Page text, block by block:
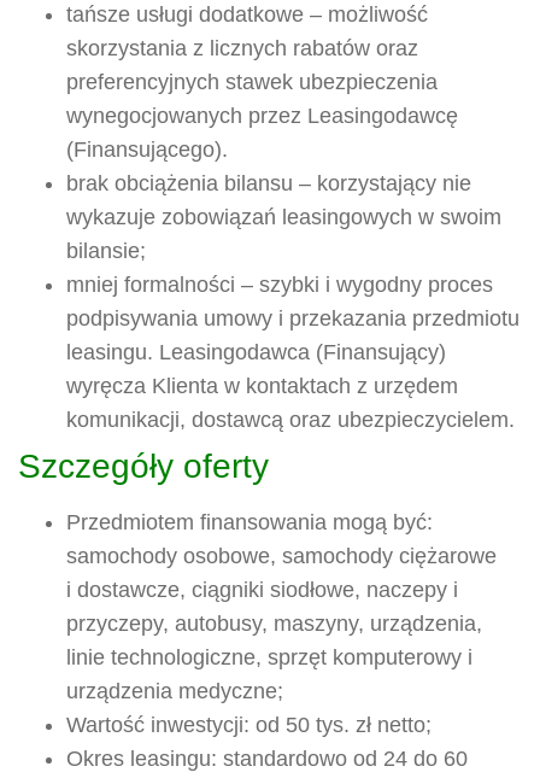
tańsze usługi dodatkowe – możliwość
skorzystania z licznych rabatów oraz
preferencyjnych stawek ubezpieczenia
wynegocjowanych przez Leasingodawcę
(Finansującego).
brak obciążenia bilansu – korzystający nie
wykazuje zobowiązań leasingowych w swoim
bilansie;
mniej formalności – szybki i wygodny proces
podpisywania umowy i przekazania przedmiotu
leasingu. Leasingodawca (Finansujący)
wyręcza Klienta w kontaktach z urzędem
komunikacji, dostawcą oraz ubezpieczycielem.
Szczegóły oferty
Przedmiotem finansowania mogą być:
samochody osobowe, samochody ciężarowe
i dostawcze, ciągniki siodłowe, naczepy i
przyczepy, autobusy, maszyny, urządzenia,
linie technologiczne, sprzęt komputerowy i
urządzenia medyczne;
Wartość inwestycji: od 50 tys. zł netto;
Okres leasingu: standardowo od 24 do 60